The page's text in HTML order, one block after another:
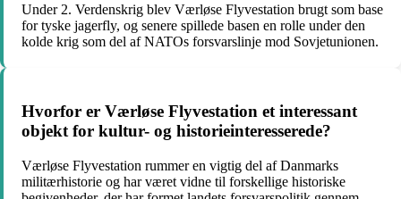
Under 2. Verdenskrig blev Værløse Flyvestation brugt som base
for tyske jagerfly, og senere spillede basen en rolle under den
kolde krig som del af NATOs forsvarslinje mod Sovjetunionen.
Hvorfor er Værløse Flyvestation et interessant
objekt for kultur- og historieinteresserede?
Værløse Flyvestation rummer en vigtig del af Danmarks
militærhistorie og har været vidne til forskellige historiske